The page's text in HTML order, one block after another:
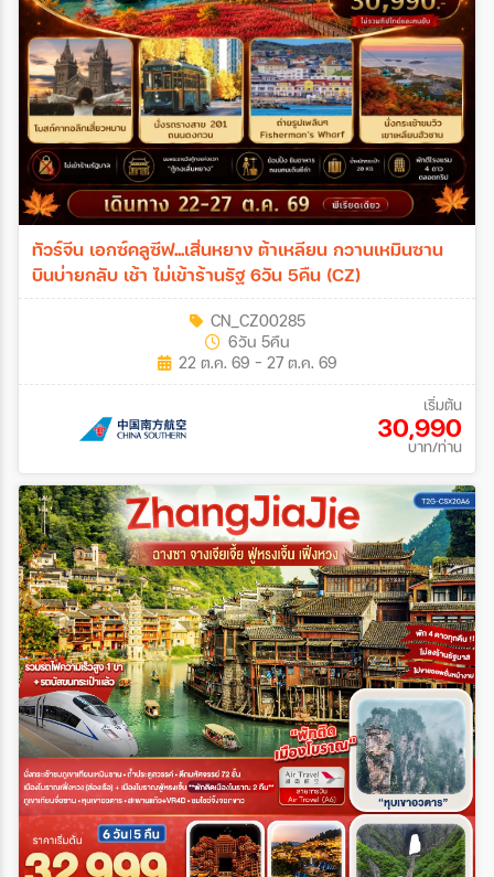
ทัวร์จีน เอกซ์คลูซีฟ...เสิ่นหยาง ต้าเหลียน กวานเหมินซาน
บินบ่ายกลับ เช้า ไม่เข้าร้านรัฐ 6วัน 5คืน (CZ)
CN_CZ00285
6วัน 5คืน
22 ต.ค. 69 - 27 ต.ค. 69
เริ่มต้น
30,990
บาท/ท่าน